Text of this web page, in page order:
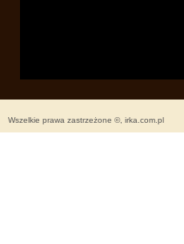
Wszelkie prawa zastrzeżone ©, irka.com.pl